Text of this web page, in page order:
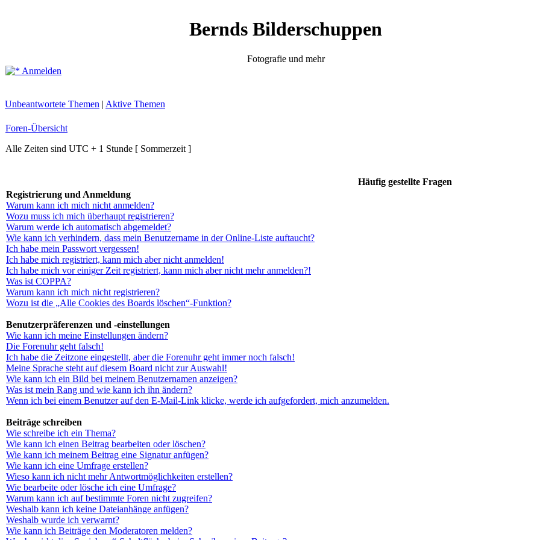
Bernds Bilderschuppen
Fotografie und mehr
Anmelden
Unbeantwortete Themen | Aktive Themen
Foren-Übersicht
Alle Zeiten sind UTC + 1 Stunde [ Sommerzeit ]
Häufig gestellte Fragen
Registrierung und Anmeldung
Warum kann ich mich nicht anmelden?
Wozu muss ich mich überhaupt registrieren?
Warum werde ich automatisch abgemeldet?
Wie kann ich verhindern, dass mein Benutzername in der Online-Liste auftaucht?
Ich habe mein Passwort vergessen!
Ich habe mich registriert, kann mich aber nicht anmelden!
Ich habe mich vor einiger Zeit registriert, kann mich aber nicht mehr anmelden?!
Was ist COPPA?
Warum kann ich mich nicht registrieren?
Wozu ist die „Alle Cookies des Boards löschen“-Funktion?
Benutzerpräferenzen und -einstellungen
Wie kann ich meine Einstellungen ändern?
Die Forenuhr geht falsch!
Ich habe die Zeitzone eingestellt, aber die Forenuhr geht immer noch falsch!
Meine Sprache steht auf diesem Board nicht zur Auswahl!
Wie kann ich ein Bild bei meinem Benutzernamen anzeigen?
Was ist mein Rang und wie kann ich ihn ändern?
Wenn ich bei einem Benutzer auf den E-Mail-Link klicke, werde ich aufgefordert, mich anzumelden.
Beiträge schreiben
Wie schreibe ich ein Thema?
Wie kann ich einen Beitrag bearbeiten oder löschen?
Wie kann ich meinem Beitrag eine Signatur anfügen?
Wie kann ich eine Umfrage erstellen?
Wieso kann ich nicht mehr Antwortmöglichkeiten erstellen?
Wie bearbeite oder lösche ich eine Umfrage?
Warum kann ich auf bestimmte Foren nicht zugreifen?
Weshalb kann ich keine Dateianhänge anfügen?
Weshalb wurde ich verwarnt?
Wie kann ich Beiträge den Moderatoren melden?